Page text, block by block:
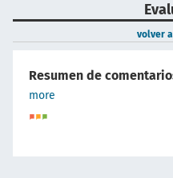
volver
Resumen de
more